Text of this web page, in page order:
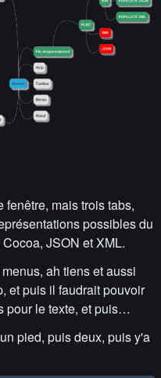
mais trois tabs,
possibles du
JSON et XML.
ah tiens et aussi
et puis il faudrait pouvoir
pour le texte, et puis…
pied, puis deux, puis y'a